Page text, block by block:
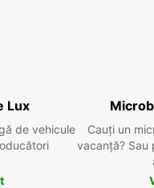
Lux
de vehicule
Cauți un
vacanță? Sau